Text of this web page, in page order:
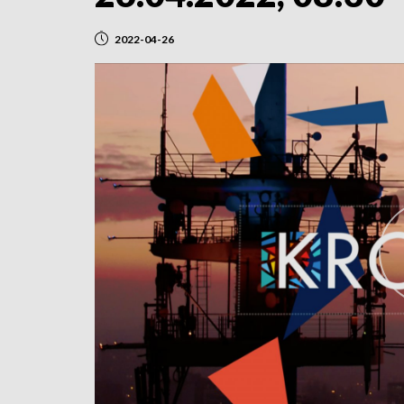
2022-04-26